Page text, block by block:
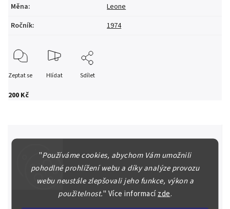
"Používáme cookies, abychom Vám umožnili
pohodlné prohlížení webu a díky analýze provozu
webu neustále zlepšovali jeho funkce, výkon a
použitelnost." Více informacízde.
200 Kč
Měna:
Leone
Ročník: 1974
Zeptat se Hlídat Sdílet
Špičkové služby za nejlepší ceny
Náš kolektiv specialistů a znalců se Vám bude plně věnovat.
Posoudíme kvalitu a pravost Vašeho materiálu, prodáme v naší
aukci nebo Vám poradíme kam investovat.